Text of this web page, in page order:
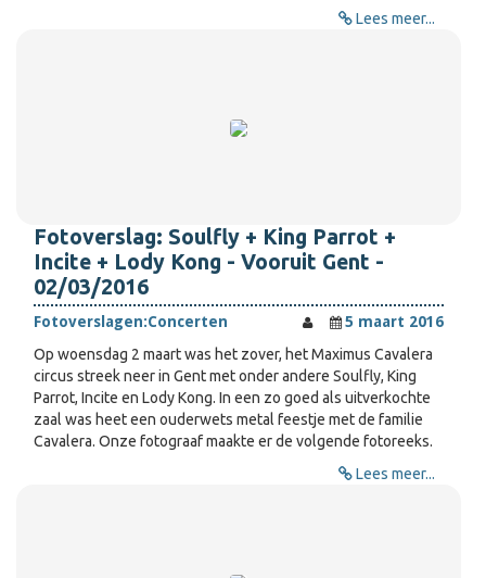
Lees meer...
Fotoverslag: Soulfly + King Parrot +
Incite + Lody Kong - Vooruit Gent -
02/03/2016
Fotoverslagen:Concerten
5 maart 2016
Op woensdag 2 maart was het zover, het Maximus Cavalera
circus streek neer in Gent met onder andere Soulfly, King
Parrot, Incite en Lody Kong. In een zo goed als uitverkochte
zaal was heet een ouderwets metal feestje met de familie
Cavalera. Onze fotograaf maakte er de volgende fotoreeks.
Lees meer...